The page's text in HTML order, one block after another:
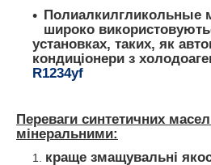
Полиалкилгликольные
широко
установках, таких, як
кондиціонери з
R1234yf
Переваги синтетичних
мінеральними:
краще змащувальні